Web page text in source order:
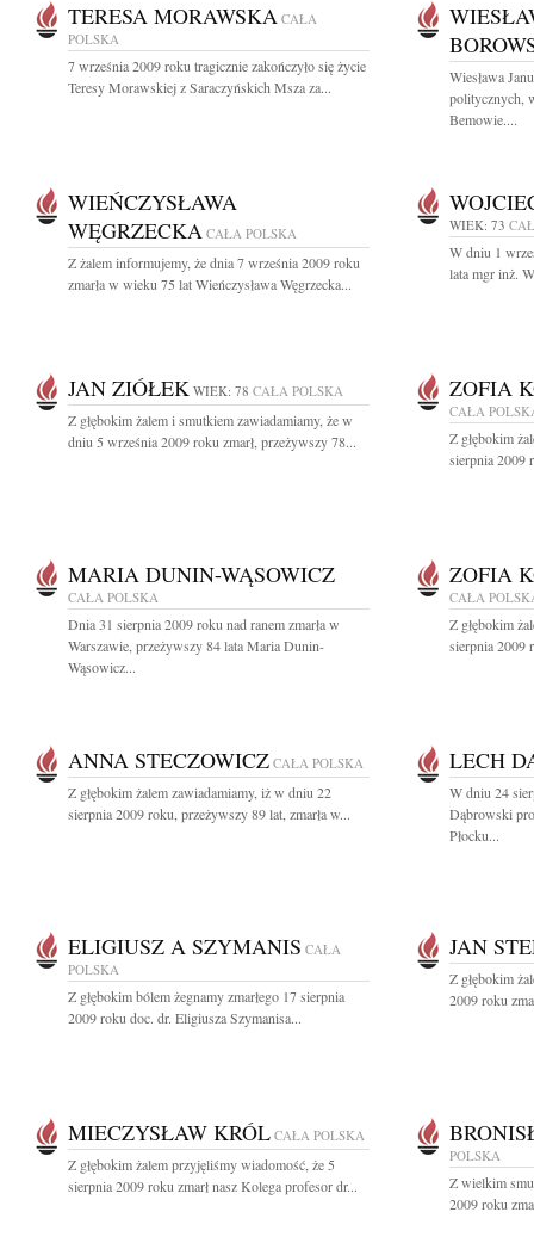
TERESA MORAWSKA CAŁA
POLSKA
7 września 2009 roku tragicznie zakończyło się życie
Teresy Morawskiej z Saraczyńskich Msza za...
Wiesława
politycznych,
Bemowie....
WIEŃCZYSŁAWA
WĘGRZECKA CAŁA POLSKA
Z żalem informujemy, że dnia 7 września 2009 roku
zmarła w wieku 75 lat Wieńczysława Węgrzecka...
WIEK: 73
W dniu 1
lata mgr inż.
JAN ZIÓŁEK WIEK: 78 CAŁA POLSKA
Z głębokim żalem i smutkiem zawiadamiamy, że w
dniu 5 września 2009 roku zmarł, przeżywszy 78...
ZOFIA
CAŁA
Z głębokim
sierpnia 2009
MARIA DUNIN-WĄSOWICZ
CAŁA POLSKA
Dnia 31 sierpnia 2009 roku nad ranem zmarła w
Warszawie, przeżywszy 84 lata Maria Dunin-
Wąsowicz...
ZOFIA
CAŁA
Z głębokim
sierpnia 2009
ANNA STECZOWICZ CAŁA POLSKA
Z głębokim żalem zawiadamiamy, iż w dniu 22
sierpnia 2009 roku, przeżywszy 89 lat, zmarła w...
LECH
W dniu 24
Dąbrowski
Płocku...
ELIGIUSZ A SZYMANIS CAŁA
POLSKA
Z głębokim bólem żegnamy zmarłego 17 sierpnia
2009 roku doc. dr. Eligiusza Szymanisa...
JAN
Z głębokim
2009 roku
MIECZYSŁAW KRÓL CAŁA POLSKA
Z głębokim żalem przyjęliśmy wiadomość, że 5
sierpnia 2009 roku zmarł nasz Kolega profesor dr...
POLSKA
Z wielkim
2009 roku